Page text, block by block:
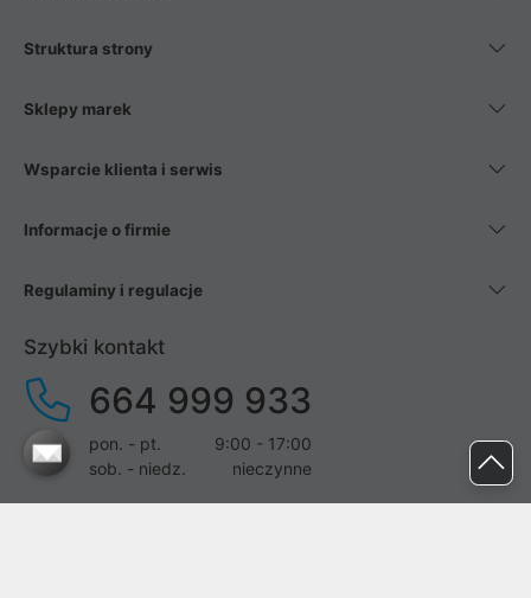
Struktura strony
Sklepy marek
Wsparcie klienta i serwis
Informacje o firmie
Regulaminy i regulacje
Szybki kontakt
664 999 933
pon. - pt.
9:00 - 17:00
sob. - niedz.
nieczynne